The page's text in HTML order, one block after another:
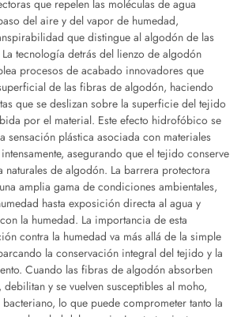
que repelen las moléculas de agua
del aire y del vapor de humedad,
que distingue al algodón de las
tecnología detrás del lienzo de algodón
procesos de acabado innovadores que
de las fibras de algodón, haciendo
que se deslizan sobre la superficie del tejido
por el material. Este efecto hidrofóbico se
sensación plástica asociada con materiales
asegurando que el tejido conserve
naturales de algodón. La barrera protectora
amplia gama de condiciones ambientales,
hasta exposición directa al agua y
la humedad. La importancia de esta
contra la humedad va más allá de la simple
la conservación integral del tejido y la
Cuando las fibras de algodón absorben
y se vuelven susceptibles al moho,
lo que puede comprometer tanto la